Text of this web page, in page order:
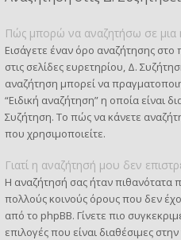
Πώς μπορώ να αναζητήσω σε μια
Εισάγετε έναν όρο αναζήτησης στο
στις σελίδες ευρετηρίου, Δ.
αναζήτηση μπορεί να
“Ειδική αναζήτηση” η οποία είναι
Συζήτηση. Το πώς να κάνετε
που χρησιμοποιείτε.
Γιατί η αναζήτησή μου δεν
Η αναζήτησή σας ήταν πιθανότατα
πολλούς κοινούς όρους που δεν
από το phpBB. Γίνετε πιο
επιλογές που είναι διαθέσιμες